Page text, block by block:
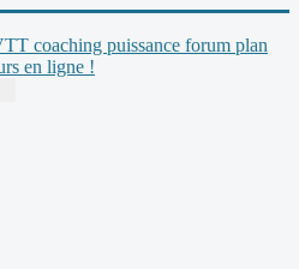
coaching puissance forum plan
en ligne !